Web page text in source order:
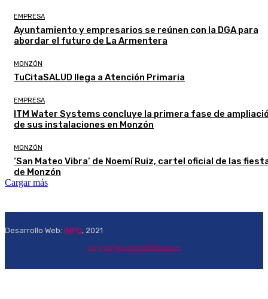
EMPRESA
Ayuntamiento y empresarios se reúnen con la DGA para
abordar el futuro de La Armentera
MONZÓN
TuCitaSALUD llega a Atención Primaria
EMPRESA
ITM Water Systems concluye la primera fase de
de sus instalaciones en Monzón
MONZÓN
‘San Mateo Vibra’ de Noemí Ruiz, cartel oficial de las
de Monzón
Cargar más
Desarrollo Web: INPQ, 2021
alegria@alegriademonzon.es